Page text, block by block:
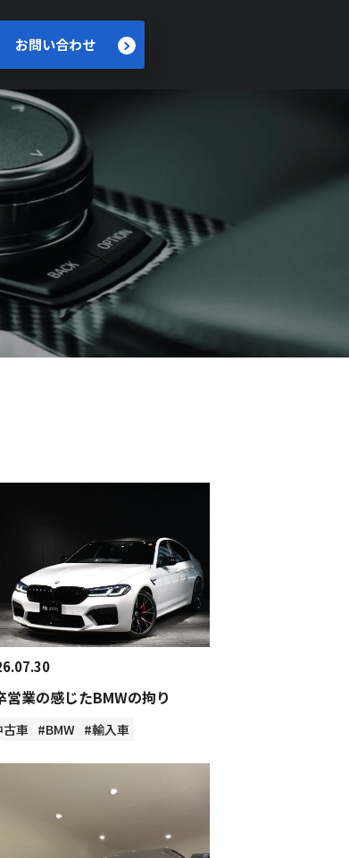
お問い合わせ
営業の感じたBMWの拘り
古車 #BMW #輸入車